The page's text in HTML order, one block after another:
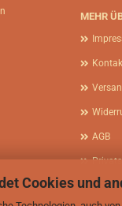
Cookies und
MEHR
AGB